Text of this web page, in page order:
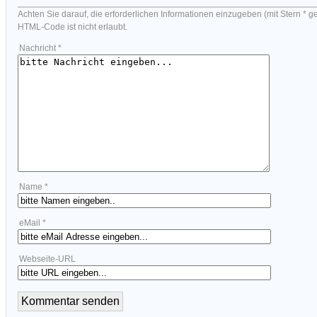
Achten Sie darauf, die erforderlichen Informationen einzugeben (mit Stern *
HTML-Code ist nicht erlaubt.
Nachricht *
Name *
eMail *
Webseite-URL